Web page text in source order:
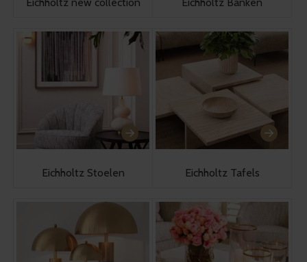
Eichholtz Stoelen Eichholtz Tafels